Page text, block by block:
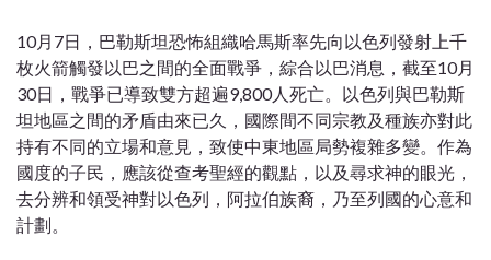
10月7日，巴勒斯坦恐怖組織哈馬斯率先向以色列發射上千
枚火箭觸發以巴之間的全面戰爭，綜合以巴消息，截至10月
30日，戰爭已導致雙方超遍9,800人死亡。以色列與巴勒斯
坦地區之間的矛盾由來已久，國際間不同宗教及種族亦對此
持有不同的立場和意見，致使中東地區局勢複雜多變。作為
國度的子民，應該從查考聖經的觀點，以及尋求神的眼光，
去分辨和領受神對以色列，阿拉伯族裔，乃至列國的心意和
計劃。